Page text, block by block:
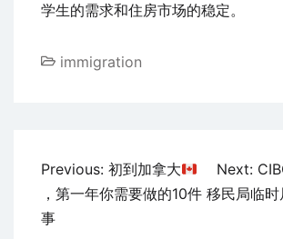
学生的需求和住房市场的稳定。
immigration
文
章
导
Previous: 初到加拿大
，第一年你需要做的10件
事
Next:
移民局临